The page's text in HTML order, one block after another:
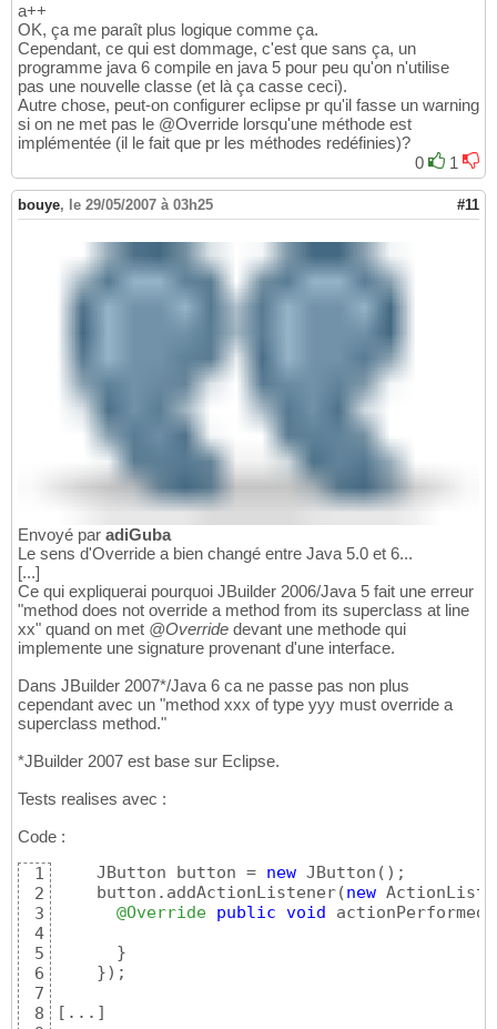
a++
OK, ça me paraît plus logique comme ça.
Cependant, ce qui est dommage, c'est que sans ça, un
programme java 6 compile en java 5 pour peu qu'on n'utilise
pas une nouvelle classe (et là ça casse ceci).
Autre chose, peut-on configurer eclipse pr qu'il fasse un warning
si on ne met pas le @Override lorsqu'une méthode est
implémentée (il le fait que pr les méthodes redéfinies)?
0
1
bouye, le 29/05/2007 à 03h25 #11
Envoyé par adiGuba
Le sens d'Override a bien changé entre Java 5.0 et 6...
[...]
Ce qui expliquerai pourquoi JBuilder 2006/Java 5 fait une erreur
"method does not override a method from its superclass at line
xx" quand on met @Override devant une methode qui
implemente une signature provenant d'une interface.
Dans JBuilder 2007*/Java 6 ca ne passe pas non plus
cependant avec un "method xxx of type yyy must override a
superclass method."
*JBuilder 2007 est base sur Eclipse.
Tests realises avec :
Code :
1
2
3
4
5
6
7
8
    JButton button =
new JButton ( ) ;
    button.addActionListener
(new
@Override public void actionPerformed
}
}) ;
[ ... ]